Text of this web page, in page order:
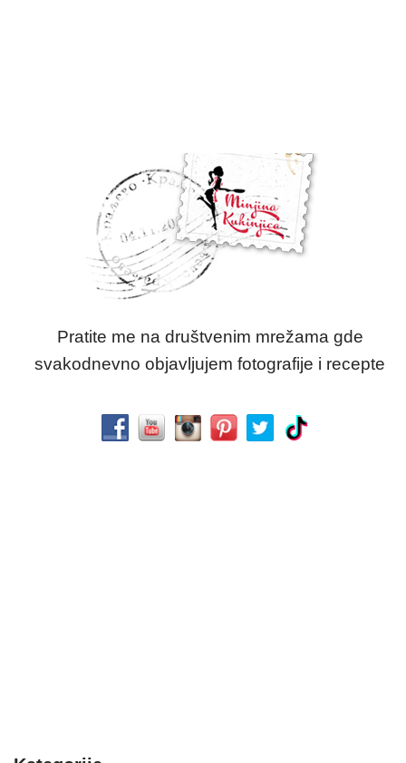
Pratite me na društvenim mrežama gde
svakodnevno objavljujem fotografije i recepte